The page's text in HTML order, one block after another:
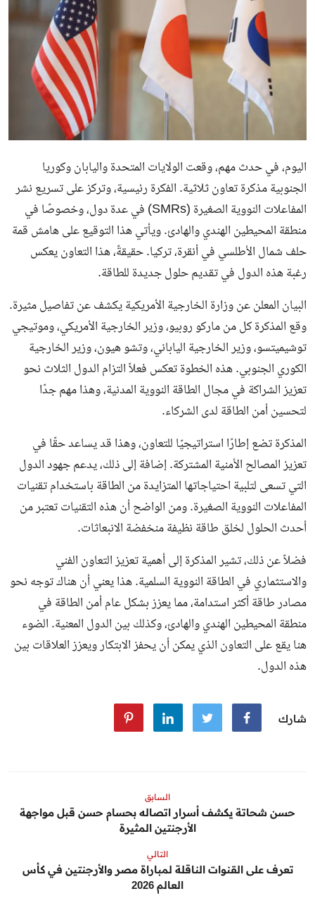
اليوم، في حدث مهم، وقعت الولايات المتحدة واليابان وكوريا
الجنوبية مذكرة تعاون ثلاثية. الفكرة رئيسية، وتركز على تسريع نشر
المفاعلات النووية الصغيرة (SMRs) في عدة دول، وخصوصًا في
منطقة المحيطين الهندي والهادئ. ويأتي هذا التوقيع على هامش قمة
حلف شمال الأطلسي في أنقرة، تركيا. حقيقةً، هذا التعاون يعكس
رغبة هذه الدول في تقديم حلول جديدة للطاقة.
البيان المعلن عن وزارة الخارجية الأمريكية يكشف عن تفاصيل مثيرة.
وقع المذكرة كل من ماركو روبيو، وزير الخارجية الأمريكي، وموتيجي
توشيميتسو، وزير الخارجية الياباني، وتشو هيون، وزير الخارجية
الكوري الجنوبي. هذه الخطوة تعكس فعلاً التزام الدول الثلاث نحو
تعزيز الشراكة في مجال الطاقة النووية المدنية، وهذا مهم جدًا
لتحسين أمن الطاقة لدى الشركاء.
المذكرة تضع إطارًا استراتيجيًا للتعاون، وهذا قد يساعد حقًا في
تعزيز المصالح الأمنية المشتركة. إضافة إلى ذلك، يدعم جهود الدول
التي تسعى لتلبية احتياجاتها المتزايدة من الطاقة باستخدام تقنيات
المفاعلات النووية الصغيرة. ومن الواضح أن هذه التقنيات تعتبر من
أحدث الحلول لخلق طاقة نظيفة منخفضة الانبعاثات.
فضلاً عن ذلك، تشير المذكرة إلى أهمية تعزيز التعاون الفني
والاستثماري في الطاقة النووية السلمية. هذا يعني أن هناك توجه نحو
مصادر طاقة أكثر استدامة، مما يعزز بشكل عام أمن الطاقة في
منطقة المحيطين الهندي والهادئ، وكذلك بين الدول المعنية. الضوء
هنا يقع على التعاون الذي يمكن أن يحفز الابتكار ويعزز العلاقات بين
هذه الدول.
شارك
السابق
حسن شحاتة يكشف أسرار اتصاله بحسام حسن قبل مواجهة
الأرجنتين المثيرة
التالي
تعرف على القنوات الناقلة لمباراة مصر والأرجنتين في كأس
العالم 2026